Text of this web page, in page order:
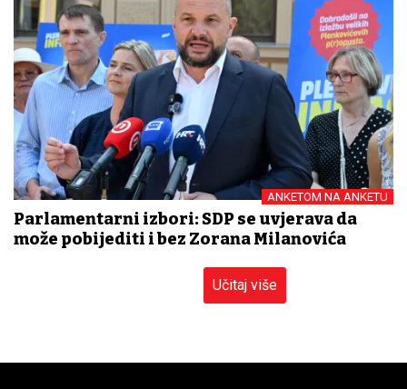
ANKETOM NA ANKETU
Parlamentarni izbori: SDP se uvjerava da
može pobijediti i bez Zorana Milanovića
Učitaj više